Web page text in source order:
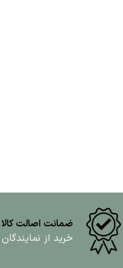
ضمانت اصالت کالا
خرید از